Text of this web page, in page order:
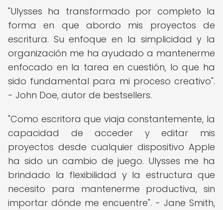
"Ulysses ha transformado por completo la
forma en que abordo mis proyectos de
escritura. Su enfoque en la simplicidad y la
organización me ha ayudado a mantenerme
enfocado en la tarea en cuestión, lo que ha
sido fundamental para mi proceso creativo".
- John Doe, autor de bestsellers.
"Como escritora que viaja constantemente, la
capacidad de acceder y editar mis
proyectos desde cualquier dispositivo Apple
ha sido un cambio de juego. Ulysses me ha
brindado la flexibilidad y la estructura que
necesito para mantenerme productiva, sin
importar dónde me encuentre". - Jane Smith,